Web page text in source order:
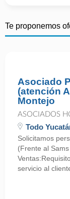
Te proponemos
Asociado
(atención
Montejo
ASOCIADOS
Todo
Solicitamos
(Frente al
servicio al